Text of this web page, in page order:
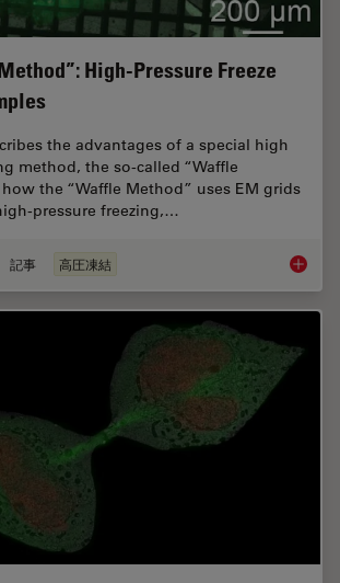
High-Pressure Freeze
the advantages of a special high
method, the so-called “Waffle
how the “Waffle Method” uses EM grids
pressure freezing,…
記事 高圧凍結 The